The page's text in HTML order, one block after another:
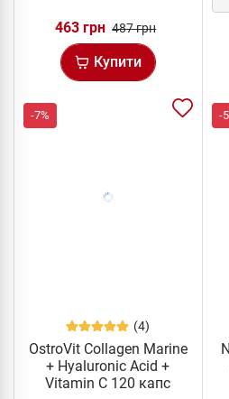
463 грн 487 грн
Купити
-7%
(4)
OstroVit Collagen Marine
+ Hyaluronic Acid +
Vitamin C 120 капс
-